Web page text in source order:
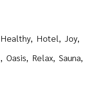
Healthy Hotel
Joy
Oasis Relax Sauna